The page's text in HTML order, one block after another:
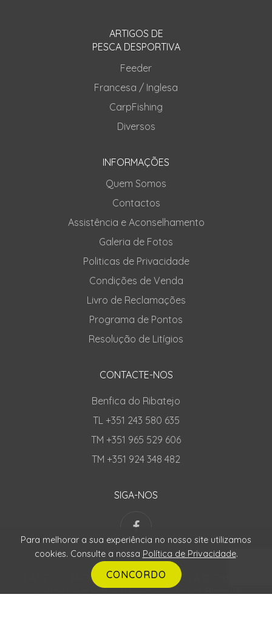
ARTIGOS DE
PESCA DESPORTIVA
Feeder
Francesa / Inglesa
CarpFishing
Diversos
INFORMAÇÕES
Quem Somos
Contactos
Assistência e Aconselhamento
Galeria de Fotos
Politicas de Privacidade
Condições de Venda
Livro de Reclamações
Programa de Pontos
Resolução de Litígios
CONTACTE-NOS
Benfica do Ribatejo
TL +351 243 580 635
TM +351 965 529 606
TM +351 924 348 482
SIGA-NOS
O ANZOL - ARTIGOS PESCA DESPORTIVA © Todos os
direitos reservados | Desenvolvido porBomsite
Para melhorar a sua experiência no nosso site utilizamos
cookies. Consulte a nossa Política de Privacidade.
CONCORDO